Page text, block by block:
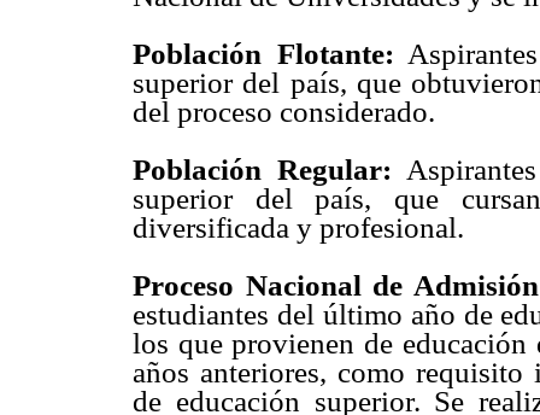
Población Flotante:
superior del país, que
del proceso considerado.
Población Regular:
superior del país, que
diversificada y profesional.
Proceso Nacional de
estudiantes del último año de
los que provienen de
años anteriores, como requisito
de educación superior. Se